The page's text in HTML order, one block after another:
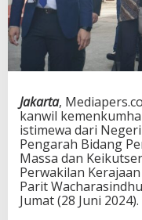
Jakarta,
kanwil
istimewa dari
Pengarah Bidang
Massa dan
Perwakilan
Parit
Jumat (28 Juni 2024).